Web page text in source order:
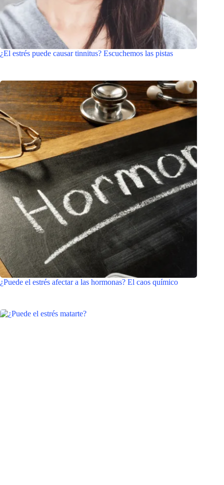
¿El estrés puede causar tinnitus? Escuchemos las pistas
¿Puede el estrés afectar a las hormonas? El caos químico